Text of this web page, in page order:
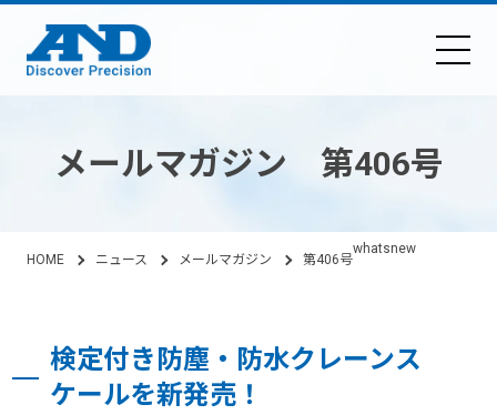
メールマガジン 第406号
HOME
whatsnew
ニュース メールマガジン 第406号
検定付き防塵・防水クレーンス
ケールを新発売！